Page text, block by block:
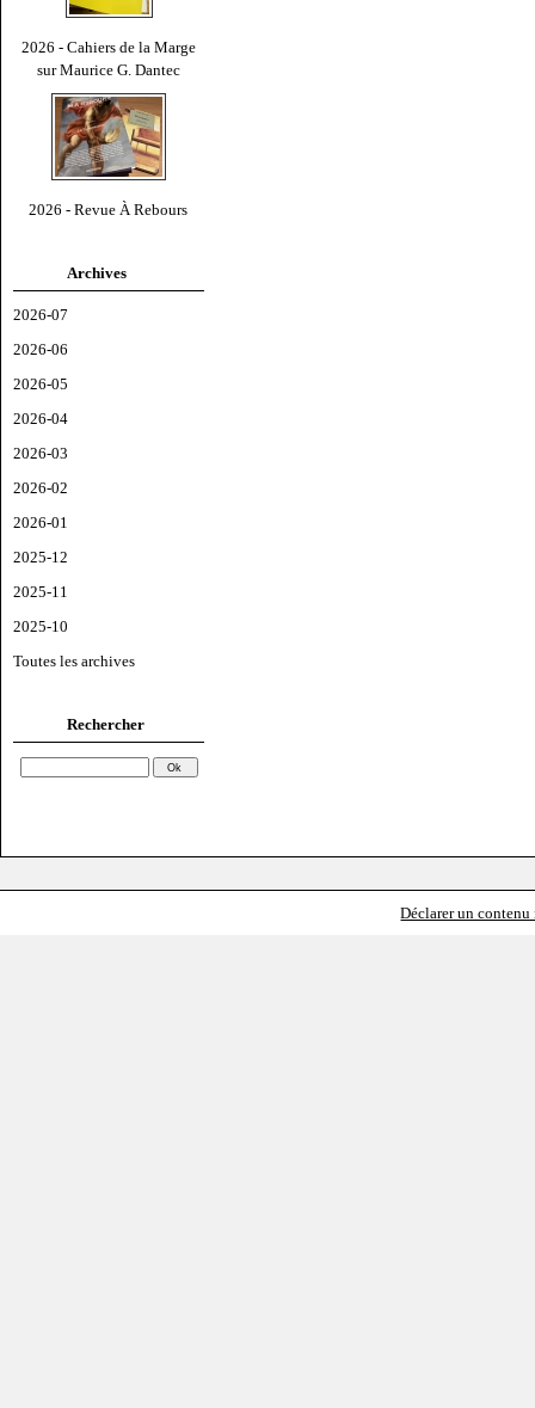
2026 - Cahiers de la Marge
sur Maurice G. Dantec
2026 - Revue À Rebours
Archives
2026-07
2026-06
2026-05
2026-04
2026-03
2026-02
2026-01
2025-12
2025-11
2025-10
Toutes les archives
Rechercher
Déclarer un